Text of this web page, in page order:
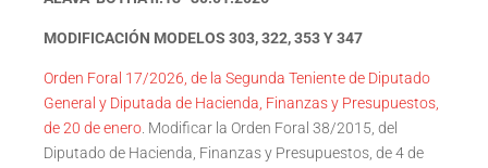
MODIFICACIÓN MODELOS 303, 322, 353 Y 347
Orden Foral 17/2026, de la Segunda Teniente de Diputado
General y Diputada de Hacienda, Finanzas y Presupuestos,
de 20 de enero. Modificar la Orden Foral 38/2015, del
Diputado de Hacienda, Finanzas y Presupuestos, de 4 de